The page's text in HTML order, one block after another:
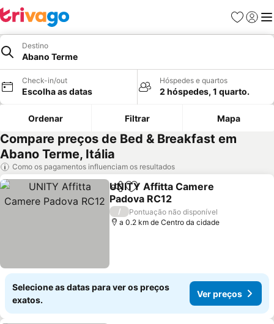
Favoritos
Iniciar
Destino
Abano Terme
Check-in/out
Escolha as datas
Hóspedes e quartos
2 hóspedes, 1 quarto.
Ordenar Filtrar Mapa
Compare preços de Bed & Breakfast em
Abano Terme, Itália
Como os pagamentos influenciam os resultados
PartilharAdicionar aos favoritos
UNITY Affitta Camere
Padova RC12
/
Pontuação não disponível
a 0.2 km de Centro da cidade
Selecione as datas para ver os preços
exatos.
Ver preços